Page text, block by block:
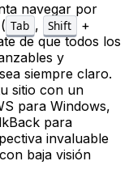
navegar por
Tab , Shift +
de que todos los
y
siempre claro.
sitio con un
para Windows,
para
invaluable
baja visión